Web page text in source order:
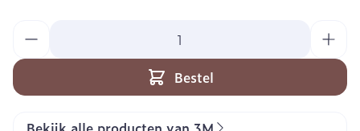
Bestel